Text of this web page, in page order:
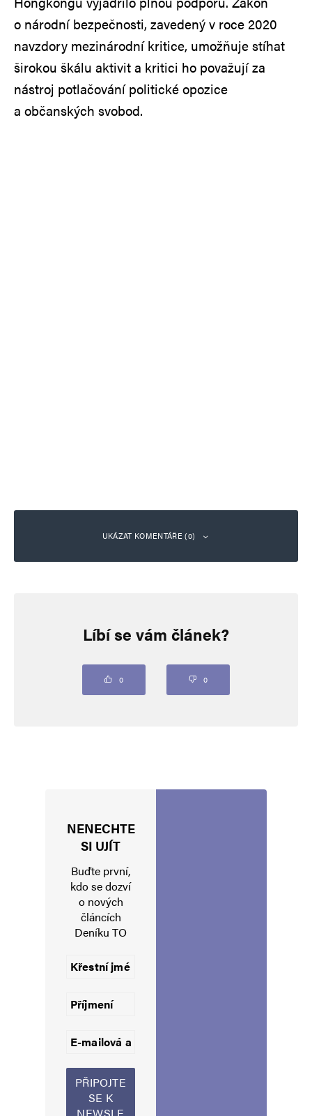
o národní bezpečnosti, zavedený v roce 2020
navzdory mezinárodní kritice, umožňuje stíhat
širokou škálu aktivit a kritici ho považují za
nástroj potlačování politické opozice
a občanských svobod.
UKÁZAT KOMENTÁŘE (0)
Vaše e-mailová adresa nebude zveřejněna. Vyžadované informace jsou
Uložit do prohlížeče jméno, e-mail a webovou stránku pro budoucí
Informujte mě o nových komentářích e-mailem.
Alternative:
Líbí se vám článek?
0 0
NENECHTE
SI UJÍT
Buďte první,
kdo se dozví
o nových
článcích
Deníku TO